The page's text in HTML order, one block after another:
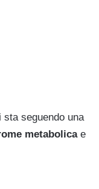
seguendo una
metabolicae